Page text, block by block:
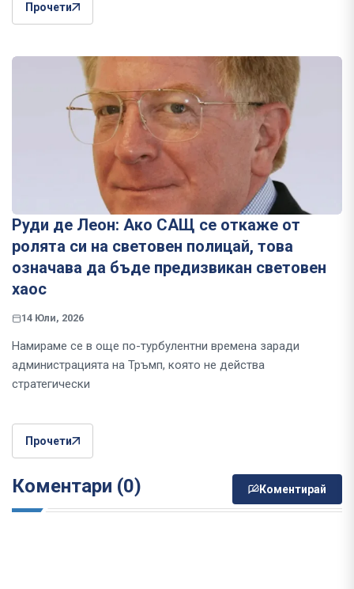
Прочети
Руди де Леон: Ако САЩ се откаже от
ролята си на световен полицай, това
означава да бъде предизвикан световен
хаос
14 Юли, 2026
Намираме се в още по-турбулентни времена заради
администрацията на Тръмп, която не действа
стратегически
Прочети
Коментари (0) Коментирай